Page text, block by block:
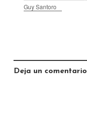
Guy Santoro
Deja un comentario